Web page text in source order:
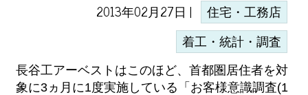
2013年02月27日 | 住宅・工務店
着工・統計・調査
長谷工アーベストはこのほど、首都圏居住者を対
象に3ヵ月に1度実施している「お客様意識調査(1